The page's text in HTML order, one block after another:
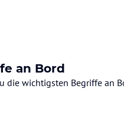
an Bord
die wichtigsten Begriffe an